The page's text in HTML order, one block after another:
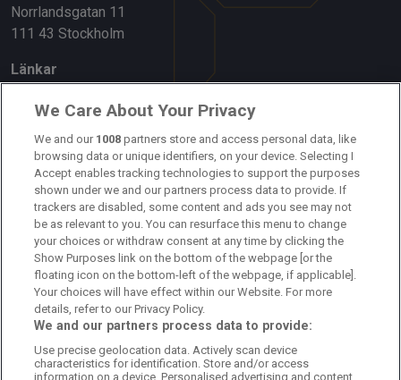
Norrlandsgatan 11
111 43 Stockholm
Länkar
Om oss
Kontakta oss
Kundtjänst
Sponsor: Rekatochklart
Annonsera på Fotbolldirekt
Redaktionell policy
Personuppgiftspolicy
Cookiepolicy
We Care About Your Privacy
We and our 1008 partners store and access personal data, like
browsing data or unique identifiers, on your device. Selecting I
Accept enables tracking technologies to support the purposes
shown under we and our partners process data to provide. If
trackers are disabled, some content and ads you see may not
be as relevant to you. You can resurface this menu to change
your choices or withdraw consent at any time by clicking the
Show Purposes link on the bottom of the webpage [or the
floating icon on the bottom-left of the webpage, if applicable].
Your choices will have effect within our Website. For more
details, refer to our Privacy Policy.
We and our partners process data to provide:
Use precise geolocation data. Actively scan device
characteristics for identification. Store and/or access
information on a device. Personalised advertising and content,